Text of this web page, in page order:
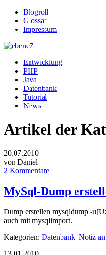
Blogroll
Glossar
Impressum
Entwicklung
PHP
Java
Datenbank
Tutorial
News
Artikel der
20.07.2010
von Daniel
2 Kommentare
MySql-Dump
Dump erstellen mysqldump -
auch mit mysqlimport.
Kategorien: Datenbank, Notiz
13.01.2010